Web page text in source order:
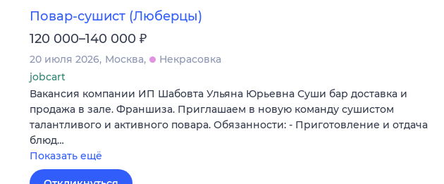
Повар-сушист (Люберцы)
120 000–140 000 ₽
20 июля 2026 Москва
Некрасовка
jobcart
Вакансия компании ИП Шабовта Ульяна Юрьевна Суши бар доставка и
продажа в зале. Франшиза. Приглашаем в новую команду сушистом
талантливого и активного повара. Обязанности: - Приготовление и отдача
блюд…
Показать ещё